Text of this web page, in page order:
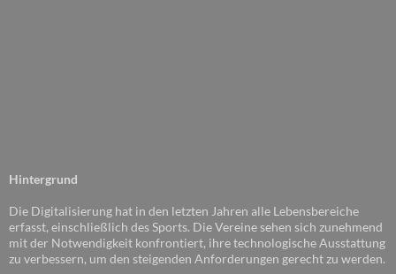
Hintergrund
Die Digitalisierung hat in den letzten Jahren alle Lebensbereiche
erfasst, einschließlich des Sports. Die Vereine sehen sich zunehmend
mit der Notwendigkeit konfrontiert, ihre technologische Ausstattung
zu verbessern, um den steigenden Anforderungen gerecht zu werden.